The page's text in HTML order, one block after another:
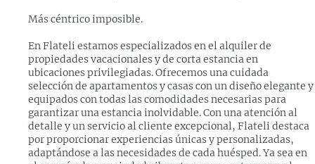
Más céntrico imposible.
En Flateli estamos especializados en el alquiler de
propiedades vacacionales y de corta estancia en
ubicaciones privilegiadas. Ofrecemos una cuidada
selección de apartamentos y casas con un diseño elegante y
equipados con todas las comodidades necesarias para
garantizar una estancia inolvidable. Con una atención al
detalle y un servicio al cliente excepcional, Flateli destaca
por proporcionar experiencias únicas y personalizadas,
adaptándose a las necesidades de cada huésped. Ya sea en